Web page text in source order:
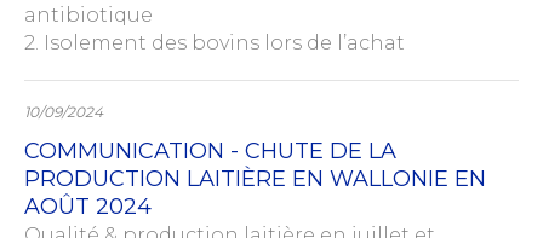
antibiotique
2. Isolement des bovins lors de l’achat
10/09/2024
COMMUNICATION - CHUTE DE LA
PRODUCTION LAITIÈRE EN WALLONIE EN
AOÛT 2024